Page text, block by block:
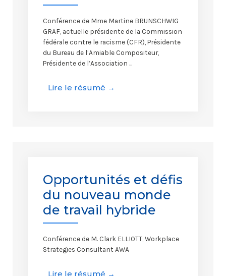
Conférence de Mme Martine BRUNSCHWIG
GRAF, actuelle présidente de la Commission
fédérale contre le racisme (CFR), Présidente
du Bureau de l’Amiable Compositeur,
Présidente de l’Association ...
Lire le résumé →
Opportunités et défis
du nouveau monde
de travail hybride
Conférence de M. Clark ELLIOTT, Workplace
Strategies Consultant AWA
Lire le résumé →